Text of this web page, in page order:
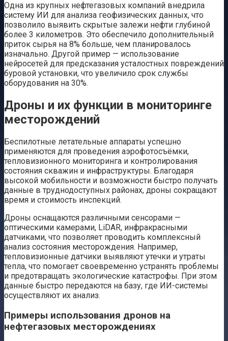
Одна из крупных нефтегазовых компаний внедрила
систему ИИ для анализа геофизических данных, что
позволило выявить скрытые залежи нефти глубиной
более 3 километров. Это обеспечило дополнительный
приток сырья на 8% больше, чем планировалось
изначально. Другой пример — использование
нейросетей для предсказания усталостных повреждений
буровой установки, что увеличило срок службы
оборудования на 30%.
Дроны и их функции в мониторинге
месторождений
Беспилотные летательные аппараты успешно
применяются для проведения аэрофотосъёмки,
тепловизионного мониторинга и контролирования
состояния скважин и инфраструктуры. Благодаря
высокой мобильности и возможности быстро получать
данные в труднодоступных районах, дроны сокращают
время и стоимость инспекций.
Дроны оснащаются различными сенсорами —
оптическими камерами, LiDAR, инфракрасными
датчиками, что позволяет проводить комплексный
анализ состояния месторождения. Например,
тепловизионные датчики выявляют утечки и утраты
тепла, что помогает своевременно устранять проблемы
и предотвращать экологические катастрофы. При этом
данные быстро передаются на базу, где ИИ-системы
осуществляют их анализ.
Примеры использования дронов на
нефтегазовых месторождениях